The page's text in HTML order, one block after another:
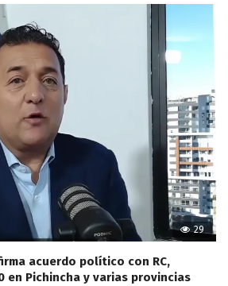
29
acuerdo político con RC,
en Pichincha y varias provincias